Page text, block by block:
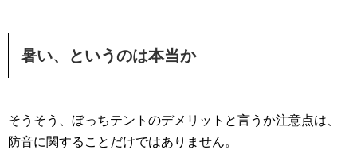
暑い、というのは本当か
そうそう、ぼっちテントのデメリットと言うか注意点は、
防音に関することだけではありません。